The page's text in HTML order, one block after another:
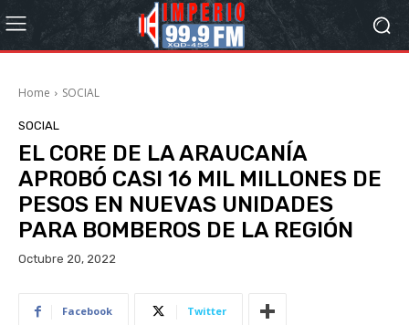
Home SOCIAL
SOCIAL
EL CORE DE LA ARAUCANÍA
APROBÓ CASI 16 MIL MILLONES DE
PESOS EN NUEVAS UNIDADES
PARA BOMBEROS DE LA REGIÓN
Octubre 20, 2022
Facebook Twitter